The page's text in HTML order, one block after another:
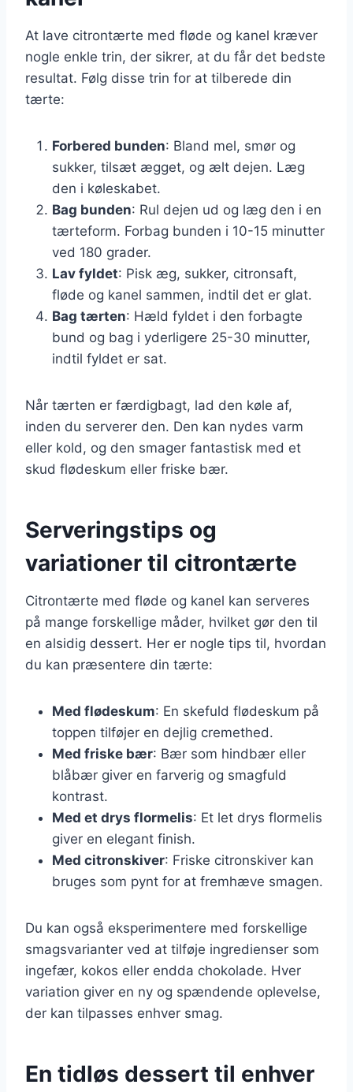
At lave citrontærte med fløde og kanel kræver
nogle enkle trin, der sikrer, at du får det bedste
resultat. Følg disse trin for at tilberede din
tærte:
Forbered bunden: Bland mel, smør og
sukker, tilsæt ægget, og ælt dejen. Læg
den i køleskabet.
Bag bunden: Rul dejen ud og læg den i en
tærteform. Forbag bunden i 10-15 minutter
ved 180 grader.
Lav fyldet: Pisk æg, sukker, citronsaft,
fløde og kanel sammen, indtil det er glat.
Bag tærten: Hæld fyldet i den forbagte
bund og bag i yderligere 25-30 minutter,
indtil fyldet er sat.
Når tærten er færdigbagt, lad den køle af,
inden du serverer den. Den kan nydes varm
eller kold, og den smager fantastisk med et
skud flødeskum eller friske bær.
Serveringstips og
variationer til citrontærte
Citrontærte med fløde og kanel kan serveres
på mange forskellige måder, hvilket gør den til
en alsidig dessert. Her er nogle tips til, hvordan
du kan præsentere din tærte:
Med flødeskum: En skefuld flødeskum på
toppen tilføjer en dejlig cremethed.
Med friske bær: Bær som hindbær eller
blåbær giver en farverig og smagfuld
kontrast.
Med et drys flormelis: Et let drys flormelis
giver en elegant finish.
Med citronskiver: Friske citronskiver kan
bruges som pynt for at fremhæve smagen.
Du kan også eksperimentere med forskellige
smagsvarianter ved at tilføje ingredienser som
ingefær, kokos eller endda chokolade. Hver
variation giver en ny og spændende oplevelse,
der kan tilpasses enhver smag.
En tidløs dessert til enhver